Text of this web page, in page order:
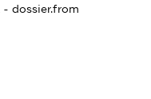
- dossier.from